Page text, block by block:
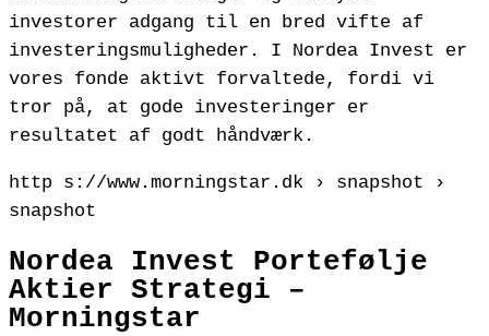
investorer adgang til en bred vifte af
investeringsmuligheder. I Nordea Invest er
vores fonde aktivt forvaltede, fordi vi
tror på, at gode investeringer er
resultatet af godt håndværk.
http s://www.morningstar.dk › snapshot ›
snapshot
Nordea Invest Portefølje
Aktier Strategi –
Morningstar